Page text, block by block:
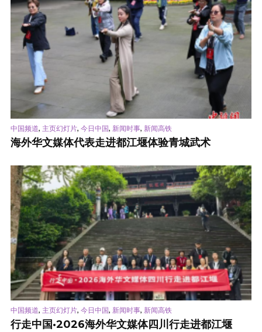
中国频道, 主页幻灯片, 今日中国, 新闻时事, 新闻高铁
海外华文媒体代表走进都江堰体验青城武术
中国频道, 主页幻灯片, 今日中国, 新闻时事, 新闻高铁
行走中国·2026海外华文媒体四川行走进都江堰